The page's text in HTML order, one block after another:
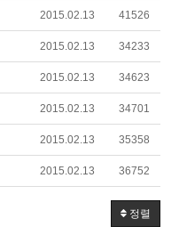
2015.02.13 41526
2015.02.13 34233
2015.02.13 34623
2015.02.13 34701
2015.02.13 35358
2015.02.13 36752
정렬